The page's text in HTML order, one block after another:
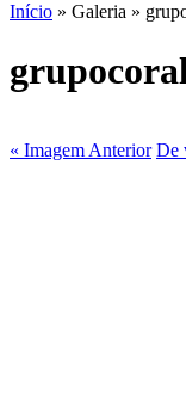
Início » Galeria »
« Imagem Anterior De